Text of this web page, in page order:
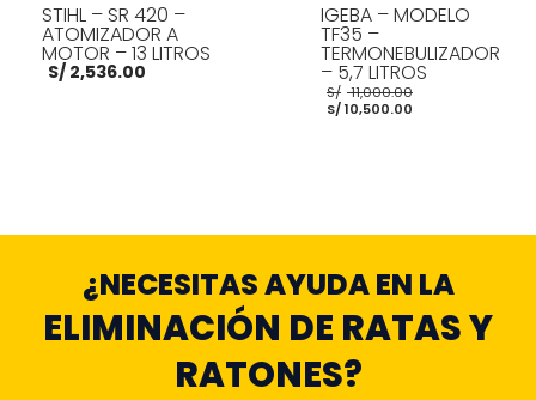
STIHL – SR 420 –
ATOMIZADOR A
MOTOR – 13 LITROS
S/ 2,536.00
IGEBA – MODELO
TF35 –
TERMONEBULIZADOR
– 5,7 LITROS
S/ 11,000.00
S/10,500.00
¿NECESITAS AYUDA EN LA
ELIMINACIÓN DE RATAS Y
RATONES?